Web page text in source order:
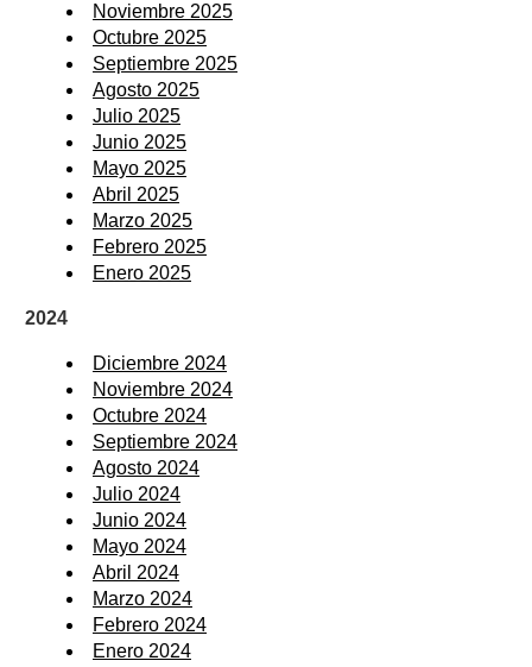
Noviembre 2025
Octubre 2025
Septiembre 2025
Agosto 2025
Julio 2025
Junio 2025
Mayo 2025
Abril 2025
Marzo 2025
Febrero 2025
Enero 2025
2024
Diciembre 2024
Noviembre 2024
Octubre 2024
Septiembre 2024
Agosto 2024
Julio 2024
Junio 2024
Mayo 2024
Abril 2024
Marzo 2024
Febrero 2024
Enero 2024